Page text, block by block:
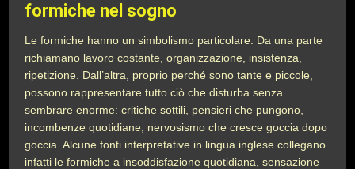
formiche nel sogno
Le formiche hanno un simbolismo particolare. Da una parte
richiamano lavoro costante, organizzazione, insistenza,
ripetizione. Dall’altra, proprio perché sono tante e piccole,
possono rappresentare tutto ciò che disturba senza
sembrare enorme: critiche sottili, pensieri che pungono,
incombenze quotidiane, nervosismo che cresce goccia dopo
goccia. Alcune fonti interpretative in lingua inglese collegano
infatti le formiche a insoddisfazione quotidiana, sensazione